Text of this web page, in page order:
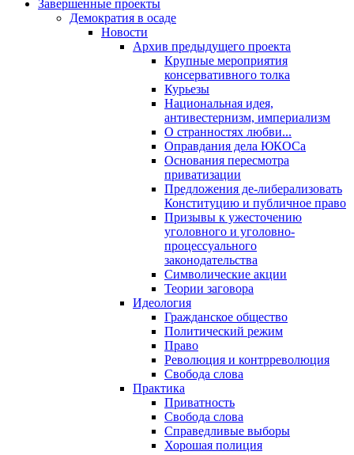
Завершенные проекты
Демократия в осаде
Новости
Архив предыдущего проекта
Крупные мероприятия
консервативного толка
Курьезы
Национальная идея,
антивестернизм, империализм
О странностях любви...
Оправдания дела ЮКОСа
Основания пересмотра
приватизации
Предложения де-либерализовать
Конституцию и публичное право
Призывы к ужесточению
уголовного и уголовно-
процессуального
законодательства
Символические акции
Теории заговора
Идеология
Гражданское общество
Политический режим
Право
Революция и контрреволюция
Свобода слова
Практика
Приватность
Свобода слова
Справедливые выборы
Хорошая полиция